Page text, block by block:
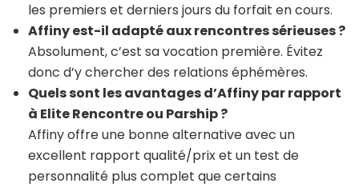
les premiers et derniers jours du forfait en cours.
Affiny est-il adapté aux rencontres sérieuses ?
Absolument, c’est sa vocation première. Évitez
donc d’y chercher des relations éphémères.
Quels sont les avantages d’Affiny par rapport
à Elite Rencontre ou Parship ?
Affiny offre une bonne alternative avec un
excellent rapport qualité/prix et un test de
personnalité plus complet que certains